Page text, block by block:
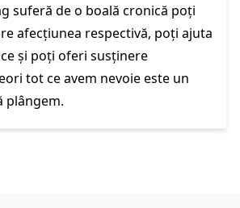
suferă de o boală cronică poți
afecțiunea respectivă, poți ajuta
și poți oferi susținere
tot ce avem nevoie este un
plângem.